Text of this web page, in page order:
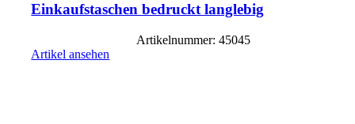
Einkaufstaschen bedruckt langlebig
Artikelnummer: 45045
Artikel ansehen